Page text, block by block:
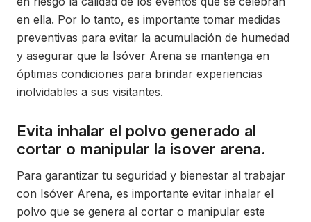
en ella. Por lo tanto, es importante tomar medidas
preventivas para evitar la acumulación de humedad
y asegurar que la Isóver Arena se mantenga en
óptimas condiciones para brindar experiencias
inolvidables a sus visitantes.
Evita inhalar el polvo generado al
cortar o manipular la isover arena.
Para garantizar tu seguridad y bienestar al trabajar
con Isóver Arena, es importante evitar inhalar el
polvo que se genera al cortar o manipular este